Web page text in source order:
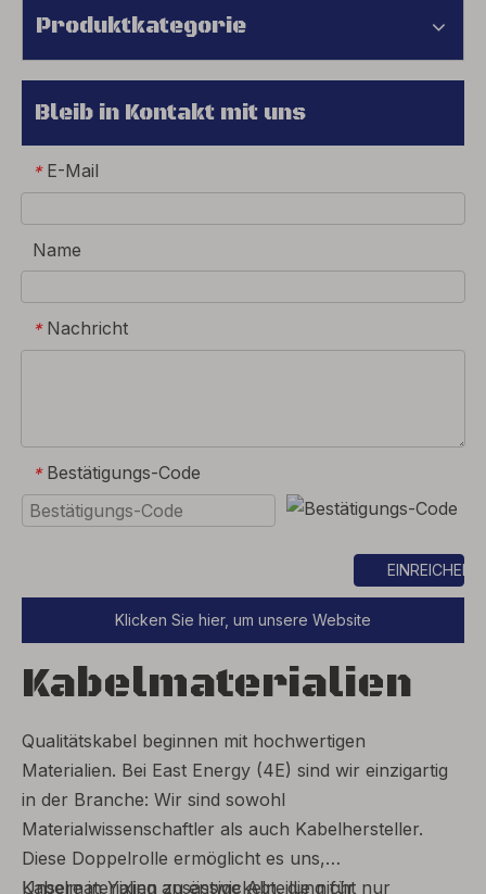
Produktkategorie
Bleib in Kontakt mit uns
* E-Mail
Name
* Nachricht
* Bestätigungs-Code
EINREICHEN
Klicken Sie hier, um unsere Website
Kabelmaterialien
Qualitätskabel beginnen mit hochwertigen
Materialien. Bei East Energy (4E) sind wir einzigartig
in der Branche: Wir sind sowohl
Materialwissenschaftler als auch Kabelhersteller.
Diese Doppelrolle ermöglicht es uns,
Kabelmaterialien zu entwickeln, die nicht nur
Unsere in Yixing ansässige Abteilung für